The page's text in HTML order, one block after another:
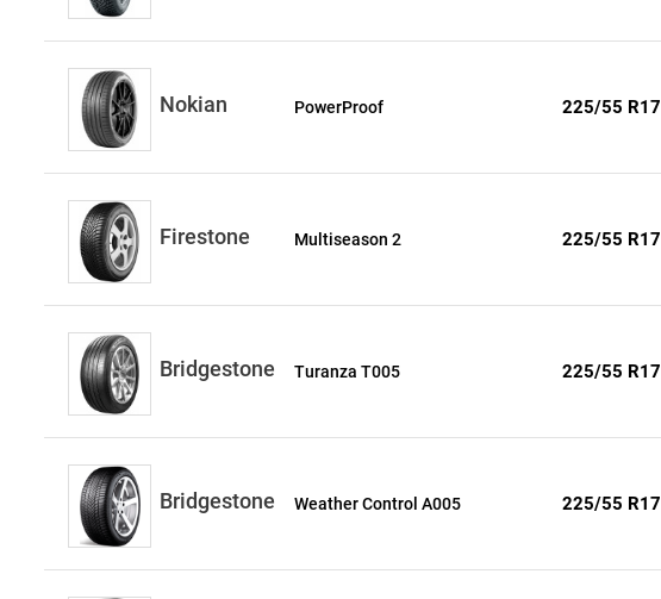
Nokian PowerProof 225/55 R17
Firestone Multiseason 2 225/55 R17
Bridgestone Turanza T005 225/55 R17
Bridgestone Weather Control A005 225/55 R17